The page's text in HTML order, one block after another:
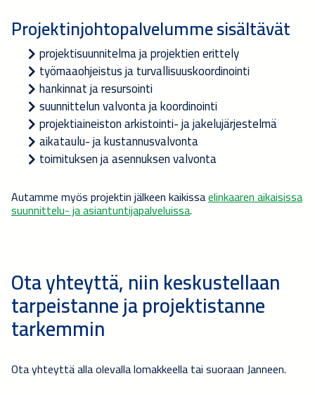
Projektinjohtopalvelumme sisältävät
projektisuunnitelma ja projektien erittely
työmaaohjeistus ja turvallisuuskoordinointi
hankinnat ja resursointi
suunnittelun valvonta ja koordinointi
projektiaineiston arkistointi- ja jakelujärjestelmä
aikataulu- ja kustannusvalvonta
toimituksen ja asennuksen valvonta
Autamme myös projektin jälkeen kaikissaelinkaaren aikaisissa
suunnittelu- ja asiantuntijapalveluissa.
Ota yhteyttä, niin keskustellaan
tarpeistanne ja projektistanne
tarkemmin
Ota yhteyttä alla olevalla lomakkeella tai suoraan Janneen.